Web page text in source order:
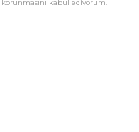
korunmasını kabul ediyorum.